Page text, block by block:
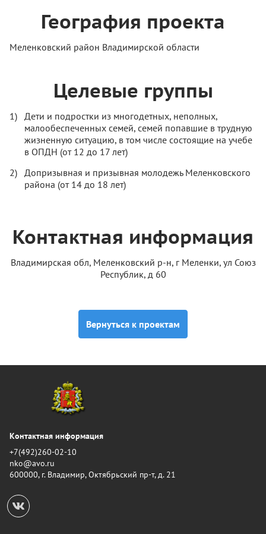
География проекта
Меленковский район Владимирской области
Целевые группы
Дети и подростки из многодетных, неполных,
малообеспеченных семей, семей попавшие в трудную
жизненную ситуацию, в том числе состоящие на учебе
в ОПДН (от 12 до 17 лет)
Допризывная и призывная молодежь Меленковского
района (от 14 до 18 лет)
Контактная информация
Владимирская обл, Меленковский р-н, г Меленки, ул Союз
Республик, д 60
Вернуться к проектам
Контактная информация
+7(492)260-02-10
nko@avo.ru
600000, г. Владимир, Октябрьский пр-т, д. 21